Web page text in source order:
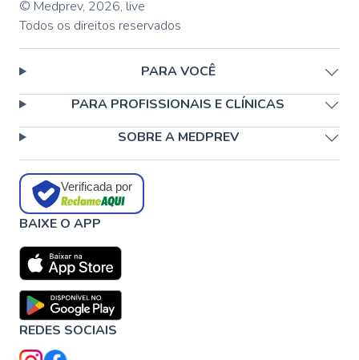
© Medprev, 2026, live
Todos os direitos reservados
PARA VOCÊ
PARA PROFISSIONAIS E CLÍNICAS
SOBRE A MEDPREV
Verificada por
BAIXE O APP
REDES SOCIAIS